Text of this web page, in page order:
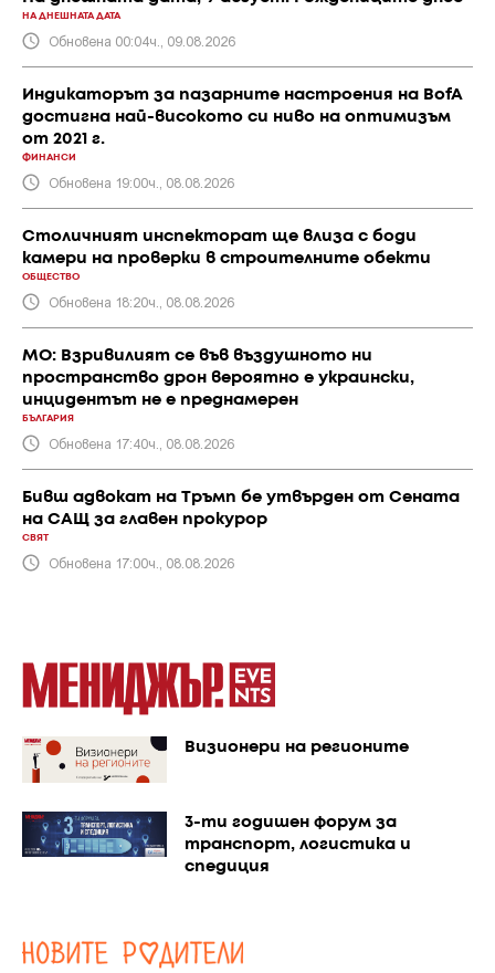
НА ДНЕШНАТА ДАТА
Обновена 00:04ч., 09.08.2026
Индикаторът за пазарните настроения на BofA
достигна най-високото си ниво на оптимизъм
от 2021 г.
ФИНАНСИ
Обновена 19:00ч., 08.08.2026
Столичният инспекторат ще влиза с боди
камери на проверки в строителните обекти
ОБЩЕСТВО
Обновена 18:20ч., 08.08.2026
МО: Взривилият се във въздушното ни
пространство дрон вероятно е украински,
инцидентът не е преднамерен
БЪЛГАРИЯ
Обновена 17:40ч., 08.08.2026
Бивш адвокат на Тръмп бе утвърден от Сената
на САЩ за главен прокурор
СВЯТ
Обновена 17:00ч., 08.08.2026
Визионери на регионите
3-ти годишен форум за
транспорт, логистика и
спедиция